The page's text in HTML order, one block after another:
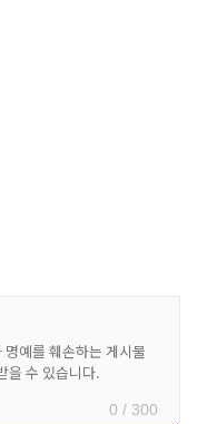
0 / 300